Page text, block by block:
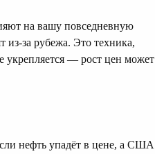
на вашу повседневную
из-за рубежа. Это техника,
укрепляется — рост цен может
нефть упадёт в цене, а США